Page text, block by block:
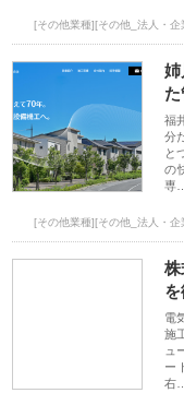
[その他業種][その他_法人・企
姉
福
分
と
の
専…
[その他業種][その他_法人・企
株
電
施
ュ
ー
右…